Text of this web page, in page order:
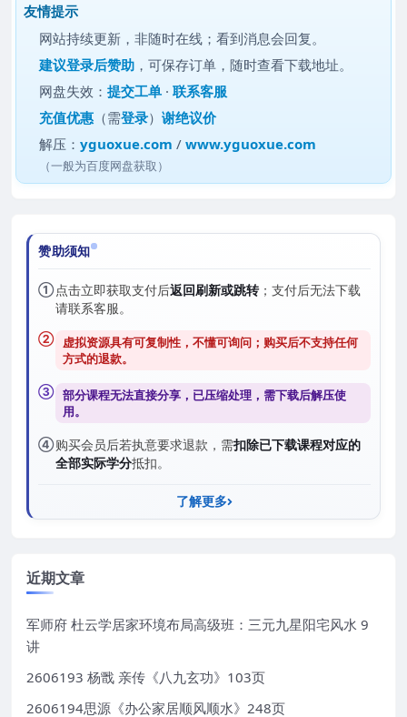
友情提示
网站持续更新，非随时在线；看到消息会回复。
建议登录后赞助 ，可保存订单，随时查看下载地址。
网盘失效：提交工单 ·联系客服
充值优惠 （需登录）谢绝议价
解压：yguoxue.com /www.yguoxue.com
（一般为百度网盘获取）
赞助须知
① 点击立即获取支付后返回刷新或跳转；支付后无法下载
请联系客服。
② 虚拟资源具有可复制性，不懂可询问；购买后不支持任何
方式的退款。
③ 部分课程无法直接分享，已压缩处理，需下载后解压使
用。
④购买会员后若执意要求退款，需扣除已下载课程对应的
全部实际学分抵扣。
了解更多
近期文章
军师府 杜云学居家环境布局高级班：三元九星阳宅风水 9
讲
2606193 杨戬 亲传《八九玄功》103页
2606194思源《办公家居顺风顺水》248页